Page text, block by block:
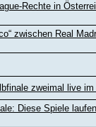
Rechte in
zwischen Real
zweimal live
Diese Spiele